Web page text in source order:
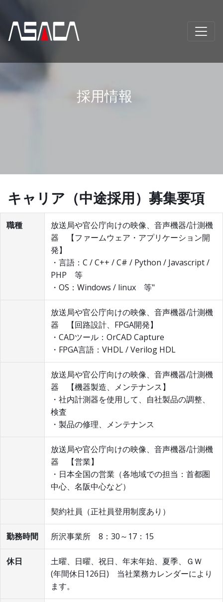
採用情報
キャリア（中途採用）募集要項
職種
放送局や官公庁向けの映像、音声機器/計測機
器 【ファームウェア・アプリケーション開
発】
・言語：C / C++ / C# / Python / Javascript /
PHP 等
・OS：Windows / linux 等"
放送局や官公庁向けの映像、音声機器/計測機
器 【回路設計、FPGA開発】
・CADツール：OrCAD Capture
・FPGA言語：VHDL / Verilog HDL
放送局や官公庁向けの映像、音声機器/計測機
器 【機器製造、メンテナンス】
・社内計測器を使用して、自社製品の調整、
検査
・製品の修理、メンテナンス
放送局や官公庁向けの映像、音声機器/計測機
器 【営業】
・日本全国の営業（各地域での担当：首都圏
中心、名阪中心など）
契約社員（正社員登用制度あり）
勤務時間 所沢事業所 8：30～17：15
休日
土曜、日曜、祝日、年末年始、夏季、ＧＷ
(年間休日126日) 当社業務カレンダーにより
ます。